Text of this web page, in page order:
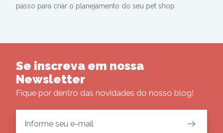
passo para criar o planejamento do seu pet shop
Se inscreva em nossa
Newsletter
Fique por dentro das novidades do nosso blog!